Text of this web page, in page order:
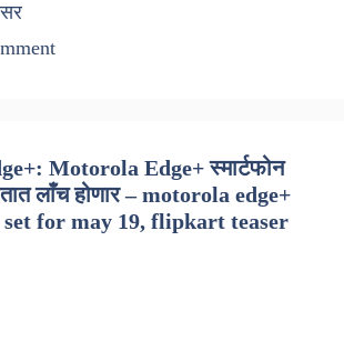
Motorola Edge+ स्मार्टफोन
लाँच होणार – motorola edge+
for may 19, flipkart teaser